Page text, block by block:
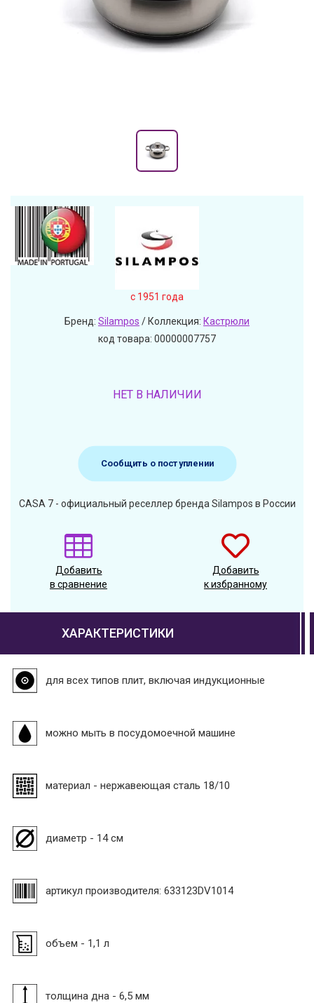
c 1951 года
Бренд: Silampos / Коллекция: Кастрюли
код товара: 00000007757
НЕТ В НАЛИЧИИ
Сообщить о поступлении
CASA 7 - официальный реселлер бренда Silampos в России
Добавить
в сравнение
Добавить
к избранному
ХАРАКТЕРИСТИКИ
для всех типов плит, включая индукционные
можно мыть в посудомоечной машине
материал - нержавеющая сталь 18/10
диаметр - 14 см
артикул производителя: 633123DV1014
объем - 1,1 л
толщина дна - 6,5 мм